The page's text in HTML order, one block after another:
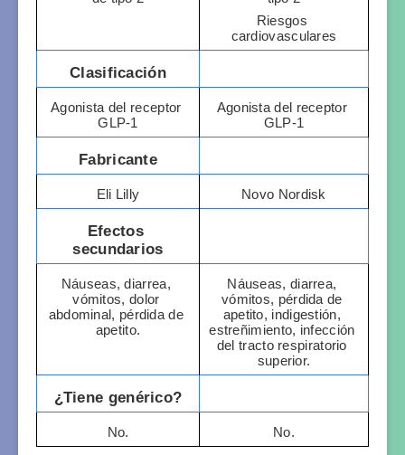
Riesgos
cardiovasculares
Clasificación
Agonista del receptor
GLP-1
Agonista del receptor
GLP-1
Fabricante
Eli Lilly Novo Nordisk
Efectos
secundarios
Náuseas, diarrea,
vómitos, dolor
abdominal, pérdida de
apetito.
Náuseas, diarrea,
vómitos, pérdida de
apetito, indigestión,
estreñimiento, infección
del tracto respiratorio
superior.
¿Tiene genérico?
No. No.